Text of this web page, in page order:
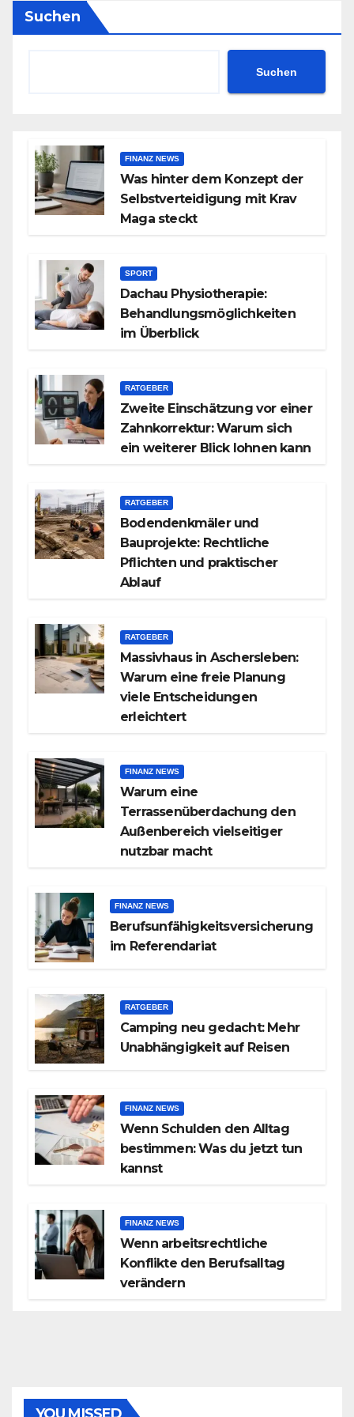
Suchen
Suchen
FINANZ NEWS
Was hinter dem Konzept der
Selbstverteidigung mit Krav
Maga steckt
SPORT
Dachau Physiotherapie:
Behandlungsmöglichkeiten
im Überblick
RATGEBER
Zweite Einschätzung vor einer
Zahnkorrektur: Warum sich
ein weiterer Blick lohnen kann
RATGEBER
Bodendenkmäler und
Bauprojekte: Rechtliche
Pflichten und praktischer
Ablauf
RATGEBER
Massivhaus in Aschersleben:
Warum eine freie Planung
viele Entscheidungen
erleichtert
FINANZ NEWS
Warum eine
Terrassenüberdachung den
Außenbereich vielseitiger
nutzbar macht
FINANZ NEWS
Berufsunfähigkeitsversicherung
im Referendariat
RATGEBER
Camping neu gedacht: Mehr
Unabhängigkeit auf Reisen
FINANZ NEWS
Wenn Schulden den Alltag
bestimmen: Was du jetzt tun
kannst
FINANZ NEWS
Wenn arbeitsrechtliche
Konflikte den Berufsalltag
verändern